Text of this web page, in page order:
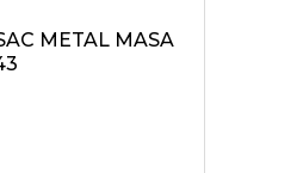
METAL MASA